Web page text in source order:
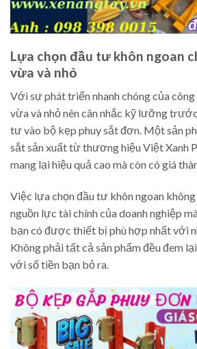
Lựa chọn đầu tư khôn ngoan
vừa và nhỏ
Với sự phát triển nhanh chóng của công
vừa và nhỏ nên cân nhắc kỹ lưỡng
tư vào bộ kẹp phuy sắt đơn. Một sản
sắt sản xuất từ thương hiệu Việt Xanh
mang lại hiệu quả cao mà còn có giá
Việc lựa chọn đầu tư khôn ngoan
nguồn lực tài chính của doanh nghiệp
bạn có được thiết bị phù hợp nhất với
Không phải tất cả sản phẩm đều đem
với số tiền bạn bỏ ra.